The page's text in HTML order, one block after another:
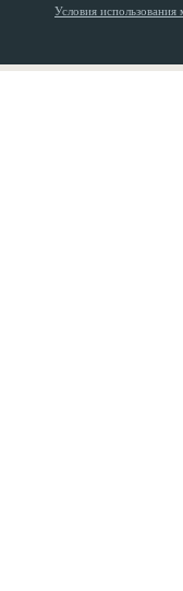
Условия использования